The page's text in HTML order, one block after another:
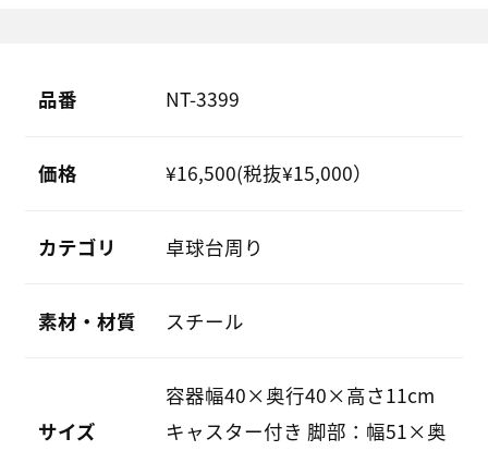
品番 NT-3399
価格 ¥16,500(税抜¥15,000）
カテゴリ 卓球台周り
素材・材質 スチール
サイズ
容器幅40×奥行40×高さ11cm
キャスター付き 脚部：幅51×奥